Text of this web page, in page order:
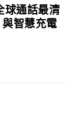
通話最清
智慧充電